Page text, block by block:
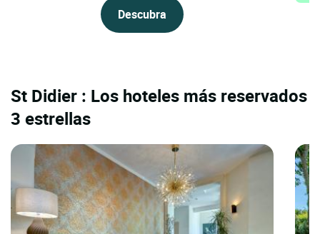
Descubra
St Didier : Los hoteles más reservados
3 estrellas